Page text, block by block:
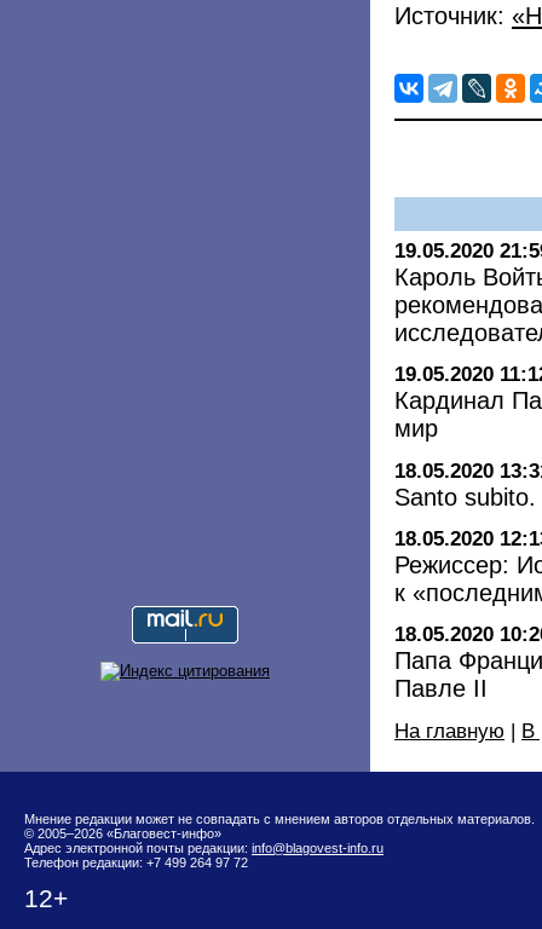
Источник:
19.05.2020
Кароль
19.05.2020
Кардинал
мир
18.05.2020
Santo
18.05.2020
Режиссер:
к
18.05.2020
Папа
Павле II
На главную | В
Мнение редакции может не совпадать с мнением авторов отдельных материалов.
© 2005–2026 «Благовест-инфо»
Адрес электронной почты редакции: info@blagovest-info.ru
Телефон редакции: +7 499 264 97 72
12+